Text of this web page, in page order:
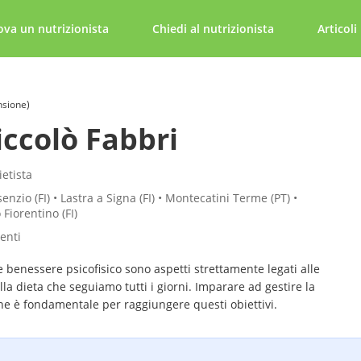
un nutrizionista Chiedi al nutrizionista Articoli
Fabbri
(FI) • Lastra a Signa (FI) • Montecatini Terme (PT) •
(FI)
benessere psicofisico sono aspetti strettamente legati alle
dieta che seguiamo tutti i giorni. Imparare ad gestire la
è fondamentale per raggiungere questi obiettivi.